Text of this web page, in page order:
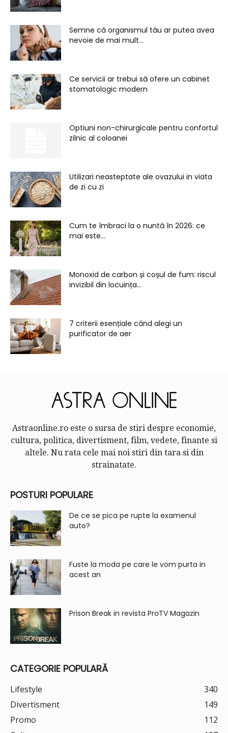
Semne că organismul tău ar putea avea
nevoie de mai mult...
Ce servicii ar trebui să ofere un cabinet
stomatologic modern
Optiuni non-chirurgicale pentru confortul
zilnic al coloanei
Utilizari neasteptate ale ovazului in viata
de zi cu zi
Cum te îmbraci la o nuntă în 2026: ce
mai este...
Monoxid de carbon și coșul de fum: riscul
invizibil din locuința...
7 criterii esențiale când alegi un
purificator de aer
Astraonline.ro este o sursa de stiri despre economie,
cultura, politica, divertisment, film, vedete, finante si
altele. Nu rata cele mai noi stiri din tara si din
strainatate.
POSTURI POPULARE
De ce se pica pe rupte la examenul
auto?
Fuste la moda pe care le vom purta in
acest an
Prison Break in revista ProTV Magazin
CATEGORIE POPULARĂ
Lifestyle
340
Divertisment
149
Promo
112